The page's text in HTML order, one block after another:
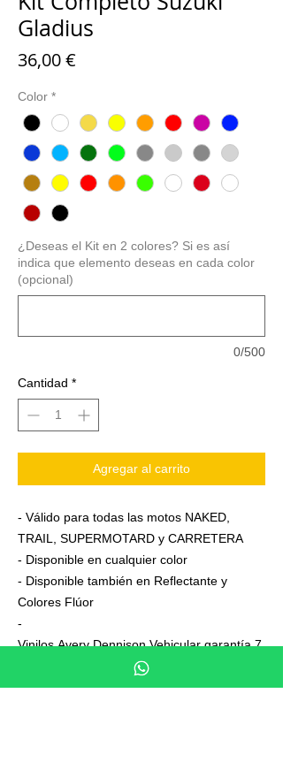
Gladius
36,00 €
Color *
¿Deseas el Kit en 2 colores? Si es así
indica que elemento deseas en cada color
(opcional)
0/500
Cantidad *
Agregar al carrito
- Válido para todas las motos NAKED,
TRAIL, SUPERMOTARD y CARRETERA
- Disponible en cualquier color
- Disponible también en Reflectante y
Colores Flúor
-
Vinilos Avery Dennison Vehicular garantía 7
- Junto a su pedido se adjuntan unas